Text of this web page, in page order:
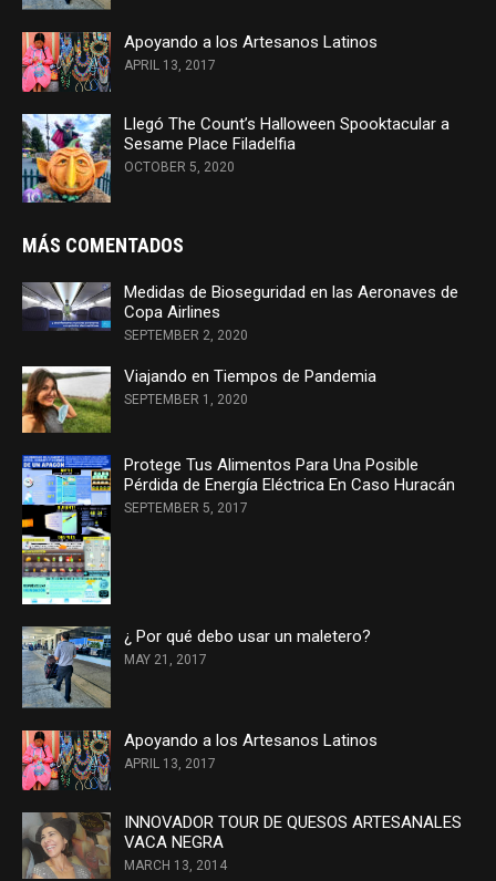
Apoyando a los Artesanos Latinos
APRIL 13, 2017
Llegó The Count’s Halloween Spooktacular a
Sesame Place Filadelfia
OCTOBER 5, 2020
MÁS COMENTADOS
Medidas de Bioseguridad en las Aeronaves de
Copa Airlines
SEPTEMBER 2, 2020
Viajando en Tiempos de Pandemia
SEPTEMBER 1, 2020
Protege Tus Alimentos Para Una Posible
Pérdida de Energía Eléctrica En Caso Huracán
SEPTEMBER 5, 2017
¿ Por qué debo usar un maletero?
MAY 21, 2017
Apoyando a los Artesanos Latinos
APRIL 13, 2017
INNOVADOR TOUR DE QUESOS ARTESANALES
VACA NEGRA
MARCH 13, 2014